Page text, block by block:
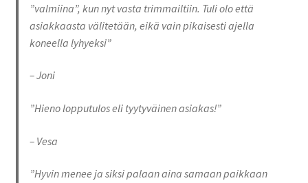
”valmiina”, kun nyt vasta trimmailtiin. Tuli olo että
asiakkaasta välitetään, eikä vain pikaisesti ajella
koneella lyhyeksi”
– Joni
”Hieno lopputulos eli tyytyväinen asiakas!”
– Vesa
”Hyvin menee ja siksi palaan aina samaan paikkaan